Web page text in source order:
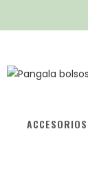
ACCESORIOS